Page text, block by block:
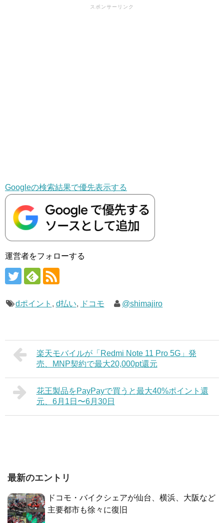
スポンサーリンク
Googleの検索結果で優先表示する
運営者をフォローする
dポイント , d払い, ドコモ @shimajiro
楽天モバイルが「Redmi Note 11 Pro 5G」発
売、MNP契約で最大20,000pt還元
花王製品をPayPayで買うと最大40%ポイント還
元、6月1日〜6月30日
最新のエントリ
ドコモ・バイクシェアが仙台、横浜、大阪など
主要都市も徐々に復旧